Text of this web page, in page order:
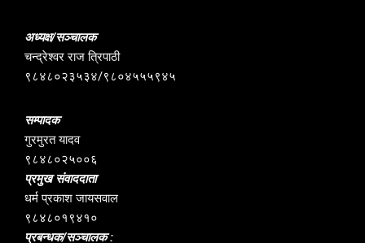
अध्यक्ष/सञ्चालक
चन्द्रेश्वर राज त्रिपाठी
९८४८०२३५३४/९८०४५५५९४५
सम्पादक
गुरमुरत यादव
९८४८०२५००६
प्रमुख संवाददाता
धर्म प्रकाश जायसवाल
९८४८०१९४१०
प्रबन्धक/सञ्चालक :